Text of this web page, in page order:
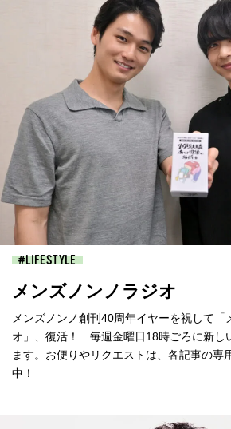
LIFESTYLE
メンズノンノラジオ
メンズノンノ創刊40周年イヤーを祝して「
オ」、復活！ 毎週金曜日18時ごろに新し
ます。お便りやリクエストは、各記事の専
中！